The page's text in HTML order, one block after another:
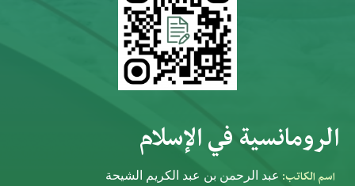
الرومانسية في الإسلام
اسم الكاتب: عبد الرحمن بن عبد الكريم الشيحة